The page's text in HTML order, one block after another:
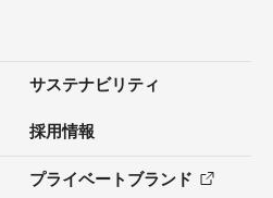
サステナビリティ
採用情報
プライベートブランド